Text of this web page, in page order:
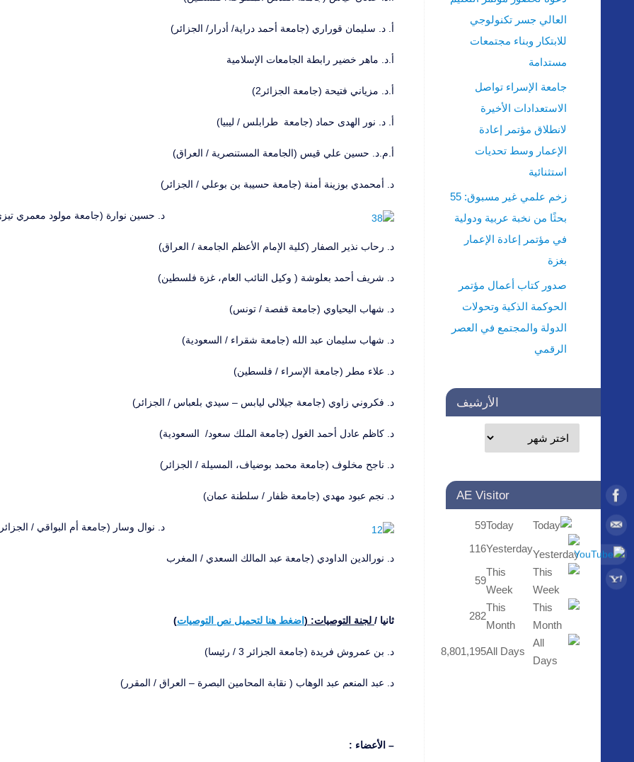
أ. د. سليمان قوراري (جامعة أحمد دراية/ أدرار/ الجزائر)
أ.د. ماهر خضير رابطة الجامعات الإسلامية
أ.د. مزياني فتيحة (جامعة الجزائر2)
أ. د. نور الهدى حماد (جامعة طرابلس / ليبيا)
أ.م.د. حسين علي قيس (الجامعة المستنصرية / العراق)
د. أمحمدي بوزينة أمنة (جامعة حسيبة بن بوعلي / الجزائر)
د. حسين نوارة (جامعة مولود معمري
د. رحاب نذير الصفار (كلية الإمام الأعظم الجامعة / العراق)
د. شريف أحمد بعلوشة ( وكيل النائب العام، غزة فلسطين)
د. شهاب اليحياوي (جامعة قفصة / تونس)
د. شهاب سليمان عبد الله (جامعة شقراء / السعودية)
د. علاء مطر (جامعة الإسراء / فلسطين)
د. فكروني زاوي (جامعة جيلالي ليابس – سيدي بلعباس / الجزائر)
د. كاظم عادل أحمد الغول (جامعة الملك سعود/ السعودية)
د. ناجح مخلوف (جامعة محمد بوضياف، المسيلة / الجزائر)
د. نجم عبود مهدي (جامعة ظفار / سلطنة عمان)
د. نوال وسار (جامعة أم البواقي /
د. نورالدين الداودي (جامعة عبد المالك السعدي / المغرب
ثانيا / لجنة التوصيات: ( اضغط هنا لتحميل نص التوصيات)
د. بن عمروش فريدة (جامعة الجزائر 3 / رئيسا)
د. عبد المنعم عبد الوهاب ( نقابة المحامين البصرة – العراق / المقرر)
– الأعضاء :
العالي جسر تكنولوجي
للابتكار وبناء مجتمعات
مستدامة
جامعة الإسراء تواصل
الاستعدادات الأخيرة
لانطلاق مؤتمر إعادة
الإعمار وسط تحديات
استثنائية
زخم علمي غير مسبوق: 55
بحثًا من نخبة عربية ودولية
في مؤتمر إعادة الإعمار
بغزة
صدور كتاب أعمال مؤتمر
الحوكمة الذكية وتحولات
الدولة والمجتمع في العصر
الرقمي
الأرشيف
AE Visitor
Today
59
Yesterday
116
This
Week
59
This
Month
282
All Days
8,801,195